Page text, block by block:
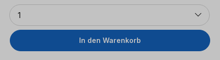
Anzahl
1
In den Warenkorb